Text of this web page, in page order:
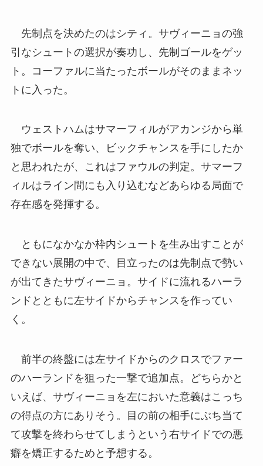
先制点を決めたのはシティ。サヴィーニョの強
引なシュートの選択が奏功し、先制ゴールをゲッ
ト。コーファルに当たったボールがそのままネッ
トに入った。
ウェストハムはサマーフィルがアカンジから単
独でボールを奪い、ビックチャンスを手にしたか
と思われたが、これはファウルの判定。サマーフ
ィルはライン間にも入り込むなどあらゆる局面で
存在感を発揮する。
ともになかなか枠内シュートを生み出すことが
できない展開の中で、目立ったのは先制点で勢い
が出てきたサヴィーニョ。サイドに流れるハーラ
ンドとともに左サイドからチャンスを作ってい
く。
前半の終盤には左サイドからのクロスでファー
のハーランドを狙った一撃で追加点。どちらかと
いえば、サヴィーニョを左においた意義はこっち
の得点の方にありそう。目の前の相手にぶち当て
て攻撃を終わらせてしまうという右サイドでの悪
癖を矯正するためと予想する。